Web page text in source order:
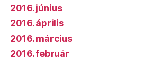
2016. június
2016. április
2016. március
2016. február